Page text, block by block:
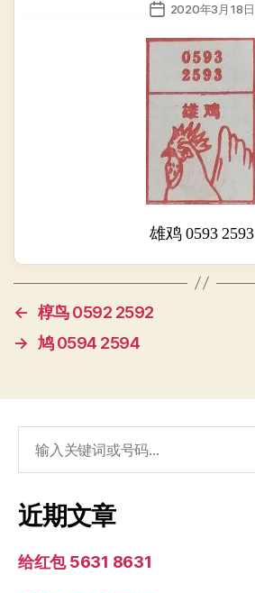
发
日
2020年3月18日
雄鸡 0593 2593
← 椁鸟 0592 2592
→ 鸠 0594 2594
索：
近期文章
给红包 5631 8631